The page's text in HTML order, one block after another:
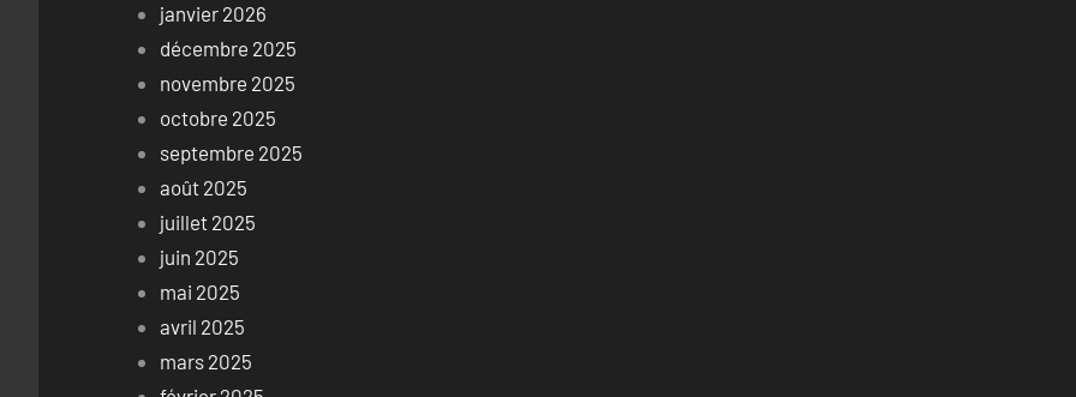
janvier 2026
décembre 2025
novembre 2025
octobre 2025
septembre 2025
août 2025
juillet 2025
juin 2025
mai 2025
avril 2025
mars 2025